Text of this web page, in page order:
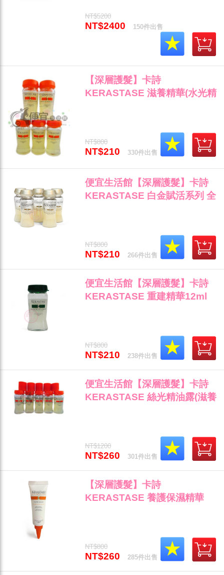
NT$5200
NT$2400 150件出售
【深層護髮】卡詩
KERASTASE 滋養精華(水光精
NT$800
NT$210 330件出售
便宜生活館【深層護髮】卡詩
KERASTASE 白金賦活系列 全
NT$800
NT$210 266件出售
便宜生活館【深層護髮】卡詩
KERASTASE 重建精華12ml
NT$800
NT$210 238件出售
便宜生活館【深層護髮】卡詩
KERASTASE 絲光精油露(滋養
NT$1200
NT$260 301件出售
【深層護髮】卡詩
KERASTASE 養護保濕精華
NT$800
NT$260 285件出售